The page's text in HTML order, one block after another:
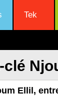
Tek
Ellil,